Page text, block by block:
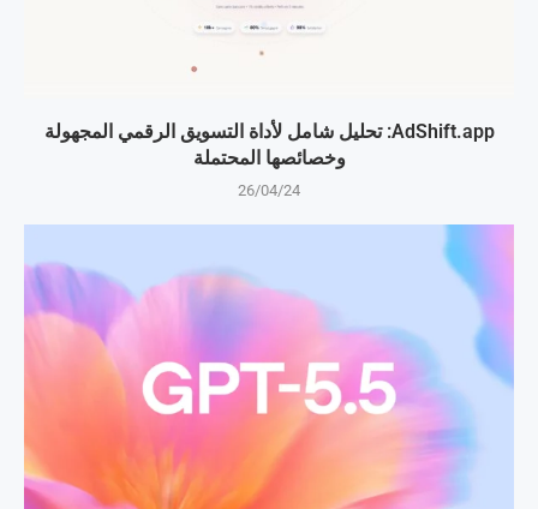
AdShift.app: تحليل شامل لأداة التسويق الرقمي المجهولة
وخصائصها المحتملة
26/04/24